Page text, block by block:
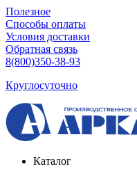
Полезное
Способы оплаты
Условия доставки
Обратная связь
8(800)350-38-93
Круглосуточно
Каталог